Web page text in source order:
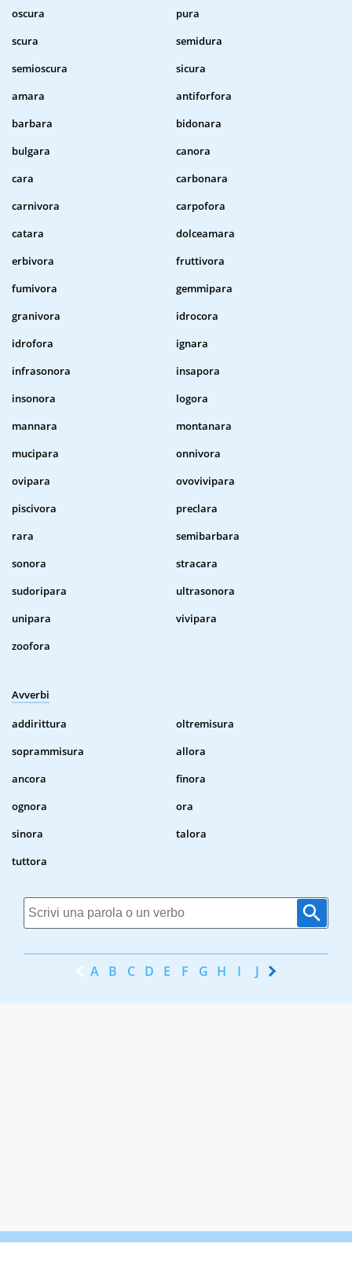
oscura
pura
scura
semidura
semioscura
sicura
amara
antiforfora
barbara
bidonara
bulgara
canora
cara
carbonara
carnivora
carpofora
catara
dolceamara
erbivora
fruttivora
fumivora
gemmipara
granivora
idrocora
idrofora
ignara
infrasonora
insapora
insonora
logora
mannara
montanara
mucipara
onnivora
ovipara
ovovivipara
piscivora
preclara
rara
semibarbara
sonora
stracara
sudoripara
ultrasonora
unipara
vivipara
zoofora
Avverbi
addirittura
oltremisura
soprammisura
allora
ancora
finora
ognora
ora
sinora
talora
tuttora
A B C D E F G H I J K